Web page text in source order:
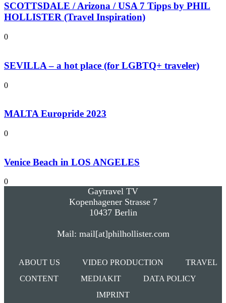
SCOTTSDALE / Arizona / USA 7 Tipps by PHIL
HOLLISTER (Travel Inspiration)
0
SEVILLA – a hot place (for LGBTQ+ traveler)
0
MALTA Europride 2023
0
Venice Beach in LOS ANGELES
0
Gaytravel TV
Kopenhagener Strasse 7
10437 Berlin
Mail: mail[at]philhollister.com
ABOUT US VIDEO PRODUCTION
TRAVEL
CONTENT
MEDIAKIT
DATA POLICY
IMPRINT